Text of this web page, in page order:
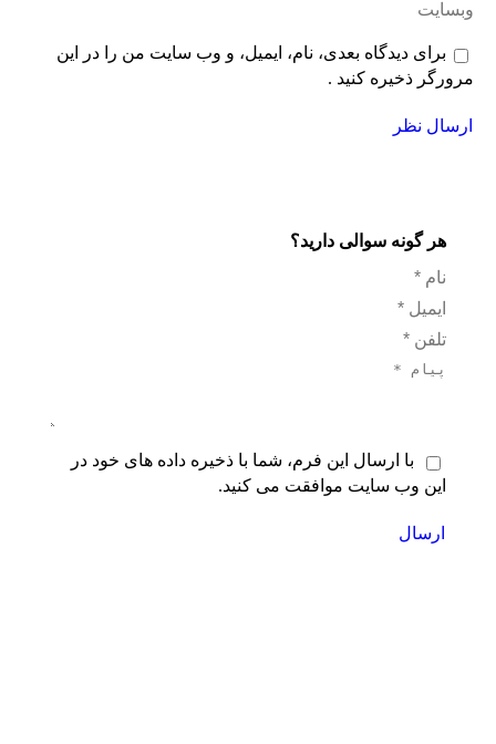
وبسایت
برای دیدگاه بعدی، نام، ایمیل، و وب سایت من را در این
مرورگر ذخیره کنید .
ارسال نظر
هر گونه سوالی دارید؟
نام *
ایمیل *
تلفن *
پیام *
با ارسال این فرم، شما با ذخیره داده های خود در
این وب سایت موافقت می کنید.
ارسال